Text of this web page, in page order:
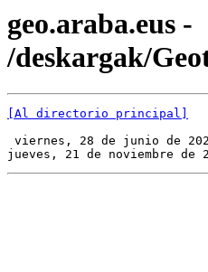
geo.araba.eus -
/deskargak/
[Al directorio principal]
viernes, 28 de junio de
jueves, 21 de noviembre